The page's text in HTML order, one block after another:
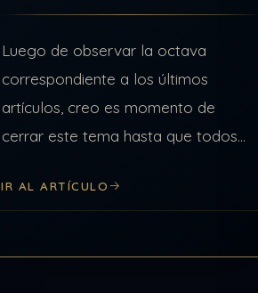
Luego de observar la octava
correspondiente a los últimos
artículos, creo es momento de
cerrar este tema hasta que todos
el conocimiento que se ha
IR AL ARTÍCULO